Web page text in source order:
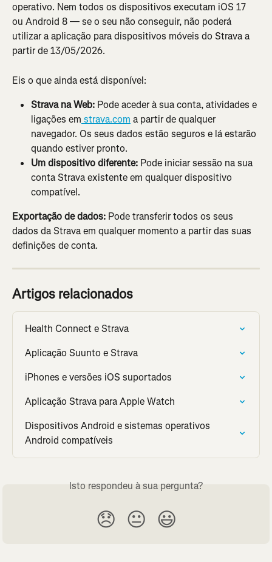
operativo. Nem todos os dispositivos executam iOS 17
ou Android 8 — se o seu não conseguir, não poderá
utilizar a aplicação para dispositivos móveis do Strava a
partir de 13/05/2026.
Eis o que ainda está disponível:
Strava na Web: Pode aceder à sua conta, atividades e
ligações em strava.com a partir de qualquer
navegador. Os seus dados estão seguros e lá estarão
quando estiver pronto.
Um dispositivo diferente: Pode iniciar sessão na sua
conta Strava existente em qualquer dispositivo
compatível.
Exportação de dados: Pode transferir todos os seus
dados da Strava em qualquer momento a partir das suas
definições de conta.
Artigos relacionados
Health Connect e Strava
Aplicação Suunto e Strava
iPhones e versões iOS suportados
Aplicação Strava para Apple Watch
Dispositivos Android e sistemas operativos
Android compatíveis
Isto respondeu à sua pergunta?
😞 😐 😃